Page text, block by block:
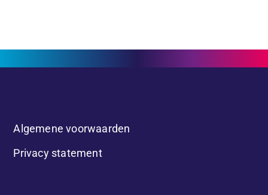
Algemene voorwaarden
Privacy statement